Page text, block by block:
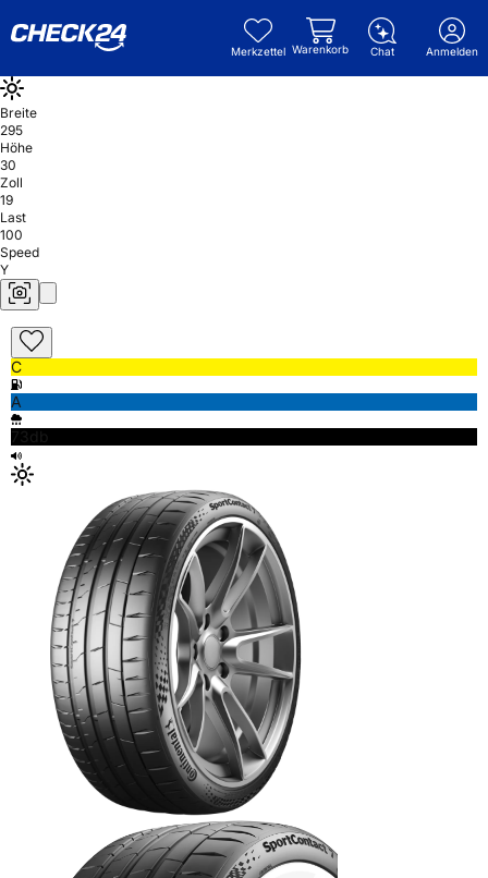
Merkzettel Warenkorb Chat Anmelden
Breite
295
Höhe
30
Zoll
19
Last
100
Speed
Y
C
A
73db